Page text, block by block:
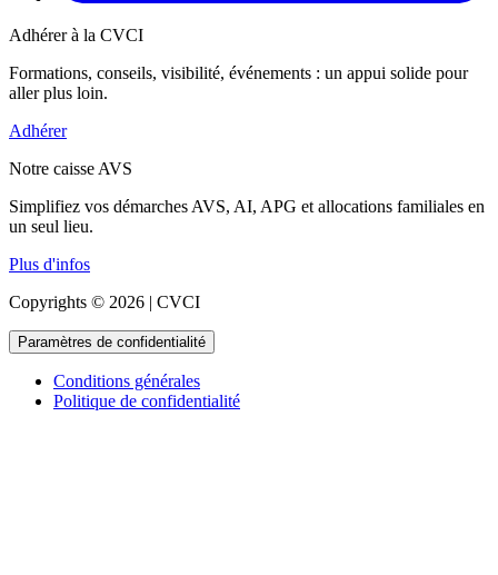
Adhérer à la CVCI
Formations, conseils, visibilité, événements : un appui solide pour
aller plus loin.
Adhérer
Notre caisse AVS
Simplifiez vos démarches AVS, AI, APG et allocations familiales en
un seul lieu.
Plus d'infos
Copyrights © 2026 | CVCI
Paramètres de confidentialité
Conditions générales
Politique de confidentialité